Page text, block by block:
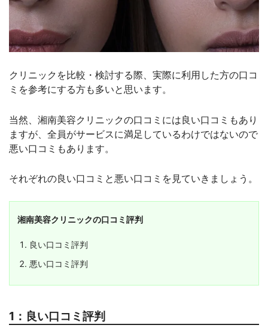
対応部位：VIO
あり
対応部位：顔
あり
対応部位：脇
あり
対応部位：脚
あり
対応部位：うなじ
あり
対応部位：小鼻
なし
対応部位：背中
あり
対応部位：腕
あり
対応部位：手
あり
対応部位：胸
あり
対応部位：腰
あり
店舗のある都道府県
北海道、宮城県、福島県、東京都、神奈川
県、千葉県、埼玉県、群馬県、栃木県、茨
鹿児島県、沖縄県
見附、高田馬場、品川、秋葉原、上野、両
クリニックを比較・検討する際、実際に利用した方の口コ
ミを参考にする方も多いと思います。
当然、湘南美容クリニックの口コミには良い口コミもあり
ますが、全員がサービスに満足しているわけではないので
悪い口コミもあります。
それぞれの良い口コミと悪い口コミを見ていきましょう。
湘南美容クリニックの口コミ評判
良い口コミ評判
悪い口コミ評判
1：良い口コミ評判